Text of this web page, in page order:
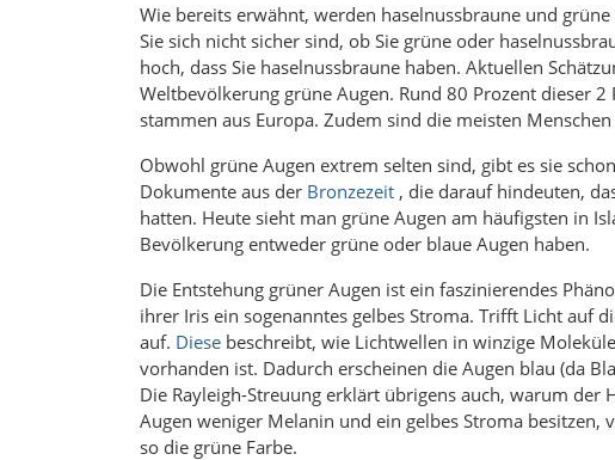
Wie bereits erwähnt, werden haselnussbraune und
Sie sich nicht sicher sind, ob Sie grüne oder
hoch, dass Sie haselnussbraune haben. Aktuellen
Weltbevölkerung grüne Augen. Rund 80 Prozent dieser
stammen aus Europa. Zudem sind die meisten
Obwohl grüne Augen extrem selten sind, gibt es sie
Dokumente aus der Bronzezeit , die darauf hindeuten,
hatten. Heute sieht man grüne Augen am häufigsten in
Bevölkerung entweder grüne oder blaue Augen haben.
Die Entstehung grüner Augen ist ein faszinierendes
ihrer Iris ein sogenanntes gelbes Stroma. Trifft Licht auf
auf. Diese beschreibt, wie Lichtwellen in winzige
vorhanden ist. Dadurch erscheinen die Augen blau (da
Die Rayleigh-Streuung erklärt übrigens auch, warum
Augen weniger Melanin und ein gelbes Stroma
so die grüne Farbe.